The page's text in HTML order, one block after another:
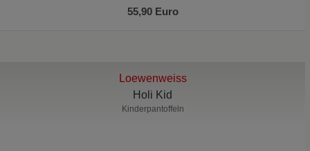
55,90 Euro
Loewenweiss
Holi Kid
Kinderpantoffeln